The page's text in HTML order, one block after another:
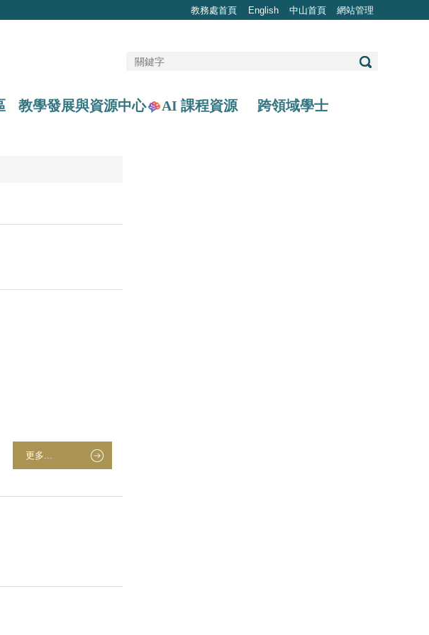
教務處首頁 English 中山首頁 網站管理
教學發展與資源中心 AI 課程資源
跨領域學士
更多...